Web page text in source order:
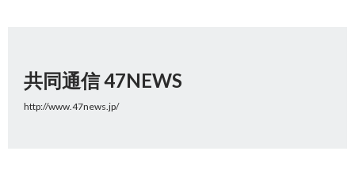
共同通信 47NEWS
http://www.47news.jp/